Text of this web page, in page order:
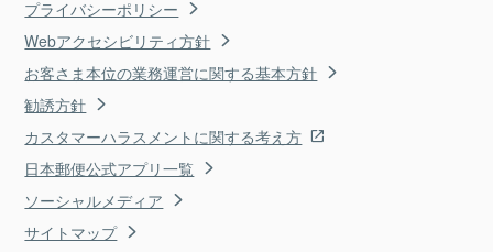
プライバシーポリシー
Webアクセシビリティ方針
お客さま本位の業務運営に関する基本方針
勧誘方針
カスタマーハラスメントに関する考え方
日本郵便公式アプリ一覧
ソーシャルメディア
サイトマップ